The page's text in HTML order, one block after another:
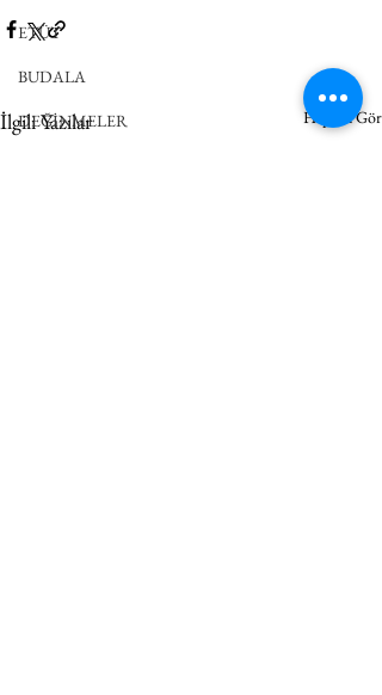
ETÜT
BUDALA
DEĞİNMELER
İlgili Yazılar Hepsini Gör